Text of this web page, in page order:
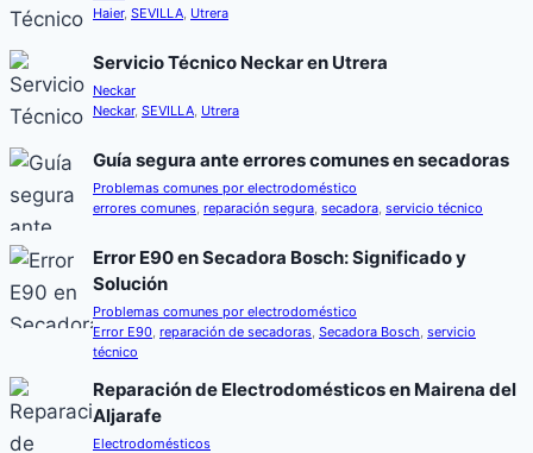
Haier, SEVILLA Utrera
Servicio Técnico Neckar en Utrera
Neckar
Neckar, SEVILLA Utrera
Guía segura ante errores comunes en secadoras
Problemas comunes por electrodoméstico
errores comunes reparación segura secadora servicio técnico
Error E90 en Secadora Bosch: Significado y
Solución
Problemas comunes por electrodoméstico
Error E90 reparación de secadoras Secadora Bosch servicio
técnico
Reparación de Electrodomésticos en Mairena del
Aljarafe
Electrodomésticos